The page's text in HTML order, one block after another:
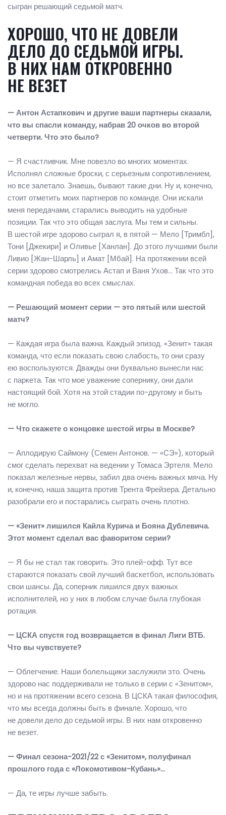
сыгран решающий седьмой матч.
ХОРОШО, ЧТО НЕ ДОВЕЛИ
ДЕЛО ДО СЕДЬМОЙ ИГРЫ.
В НИХ НАМ ОТКРОВЕННО
НЕ ВЕЗЕТ
— Антон Астапкович и другие ваши партнеры сказали,
что вы спасли команду, набрав 20 очков во второй
четверти. Что это было?
— Я счастливчик. Мне повезло во многих моментах.
Исполнял сложные броски, с серьезным сопротивлением,
но все залетало. Знаешь, бывают такие дни. Ну и, конечно,
стоит отметить моих партнеров по команде. Они искали
меня передачами, старались выводить на удобные
позиции. Так что это общая заслуга. Мы тем и сильны.
В шестой игре здорово сыграл я, в пятой — Мело [Тримбл],
Тони [Джекири] и Оливье [Ханлан]. До этого лучшими были
Ливио [Жан-Шарль] и Амат [Мбай]. На протяжении всей
серии здорово смотрелись Астап и Ваня Ухов… Так что это
командная победа во всех смыслах.
— Решающий момент серии — это пятый или шестой
матч?
— Каждая игра была важна. Каждый эпизод. «Зенит» такая
команда, что если показать свою слабость, то они сразу
ею воспользуются. Дважды они буквально вынесли нас
с паркета. Так что мое уважение сопернику, они дали
настоящий бой. Хотя на этой стадии по-другому и быть
не могло.
— Что скажете о концовке шестой игры в Москве?
— Аплодирую Саймону (Семен Антонов. — «СЭ»), который
смог сделать перехват на ведении у Томаса Эртеля. Мело
показал железные нервы, забил два очень важных мяча. Ну
и, конечно, наша защита против Трента Фрейзера. Детально
разобрали его и постарались сыграть очень плотно.
— «Зенит» лишился Кайла Курича и Бояна Дублевича.
Этот момент сделал вас фаворитом серии?
— Я бы не стал так говорить. Это плей-офф. Тут все
стараются показать свой лучший баскетбол, использовать
свои шансы. Да, соперник лишился двух важных
исполнителей, но у них в любом случае была глубокая
ротация.
— ЦСКА спустя год возвращается в финал Лиги ВТБ.
Что вы чувствуете?
— Облегчение. Наши болельщики заслужили это. Очень
здорово нас поддерживали не только в серии с «Зенитом»,
но и на протяжении всего сезона. В ЦСКА такая философия,
что мы всегда должны быть в финале. Хорошо, что
не довели дело до седьмой игры. В них нам откровенно
не везет.
— Финал сезона-2021/22 с «Зенитом», полуфинал
прошлого года с «Локомотивом-Кубань»…
— Да, те игры лучше забыть.